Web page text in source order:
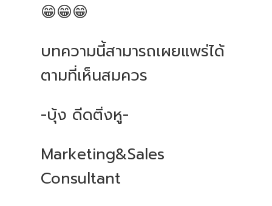
😁😁😁
บทความนี้สามารถเผยแพร่ได้
ตามที่เห็นสมควร
-บุ้ง ดีดติ่งหู-
Marketing&Sales
Consultant